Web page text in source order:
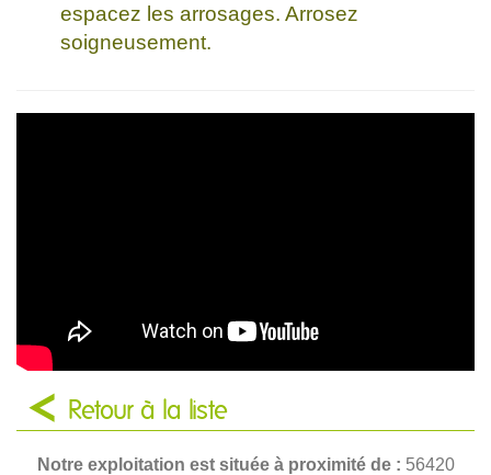
espacez les arrosages. Arrosez
soigneusement.
Retour à la liste
Notre exploitation est située à proximité de : 56420